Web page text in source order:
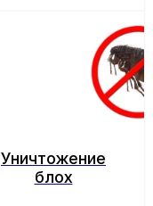
Уничтожение
блох